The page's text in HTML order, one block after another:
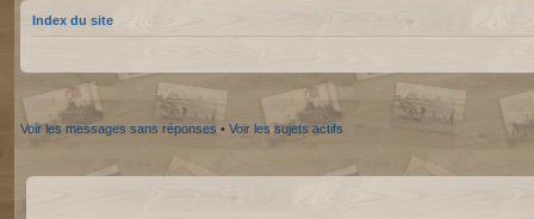
Index du site
Voir les messages sans réponses • Voir les sujets actifs